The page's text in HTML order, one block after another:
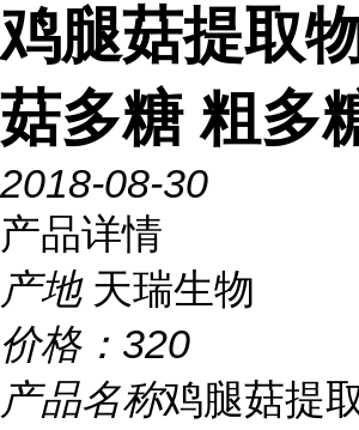
鸡腿菇提取
菇多糖 粗多
2018-08-30
产品详情
产地 天瑞生物
价格： 320
产品名称鸡腿菇提